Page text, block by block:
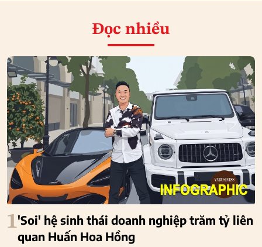
Đọc nhiều
1'Soi' hệ sinh thái doanh nghiệp trăm tỷ liên
quan Huấn Hoa Hồng